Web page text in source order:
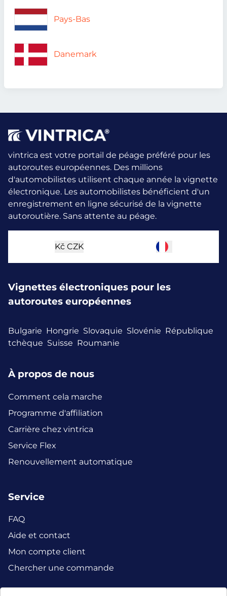
Pays-Bas
Danemark
vintrica est votre portail de péage préféré pour les
autoroutes européennes. Des millions
d'automobilistes utilisent chaque année la vignette
électronique. Les automobilistes bénéficient d'un
enregistrement en ligne sécurisé de la vignette
autoroutière. Sans attente au péage.
Kč CZK
Vignettes électroniques pour les
autoroutes européennes
Bulgarie Hongrie Slovaquie Slovénie République
tchèque Suisse Roumanie
À propos de nous
Comment cela marche
Programme d'affiliation
Carrière chez vintrica
Service Flex
Renouvellement automatique
Service
FAQ
Aide et contact
Mon compte client
Chercher une commande